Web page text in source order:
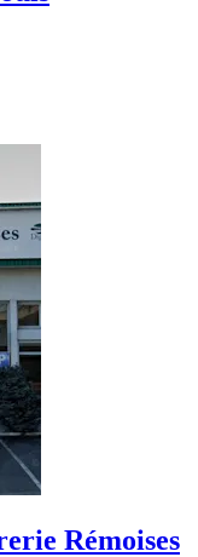
Rémoises